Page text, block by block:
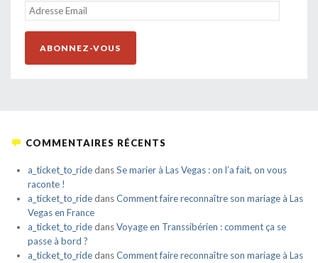
ADRESSE
EMAIL
ABONNEZ-VOUS
COMMENTAIRES RÉCENTS
a_ticket_to_ridedansSe marier à Las Vegas : on l’a fait, on vous
raconte !
a_ticket_to_ridedansComment faire reconnaître son mariage à Las
Vegas en France
a_ticket_to_ridedansVoyage en Transsibérien : comment ça se
passe à bord ?
a_ticket_to_ridedansComment faire reconnaître son mariage à Las